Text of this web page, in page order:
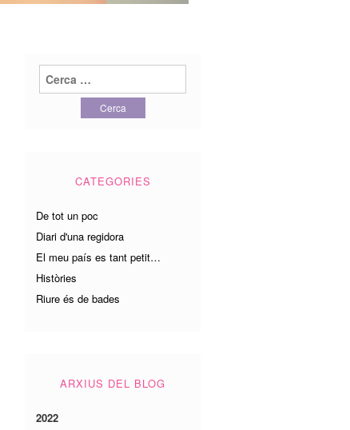
Cerca:
CATEGORIES
De tot un poc
Diari d'una regidora
El meu país es tant petit…
Històries
Riure és de bades
ARXIUS DEL BLOG
2022